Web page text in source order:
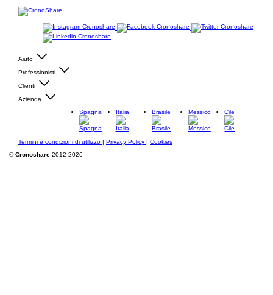
Aiuto
Professionisti
Clienti
Azienda
Spagna
Italia Brasile Messico Cile
Termini e condizioni di utilizzo | Privacy Policy | Cookies
©Cronoshare 2012-2026